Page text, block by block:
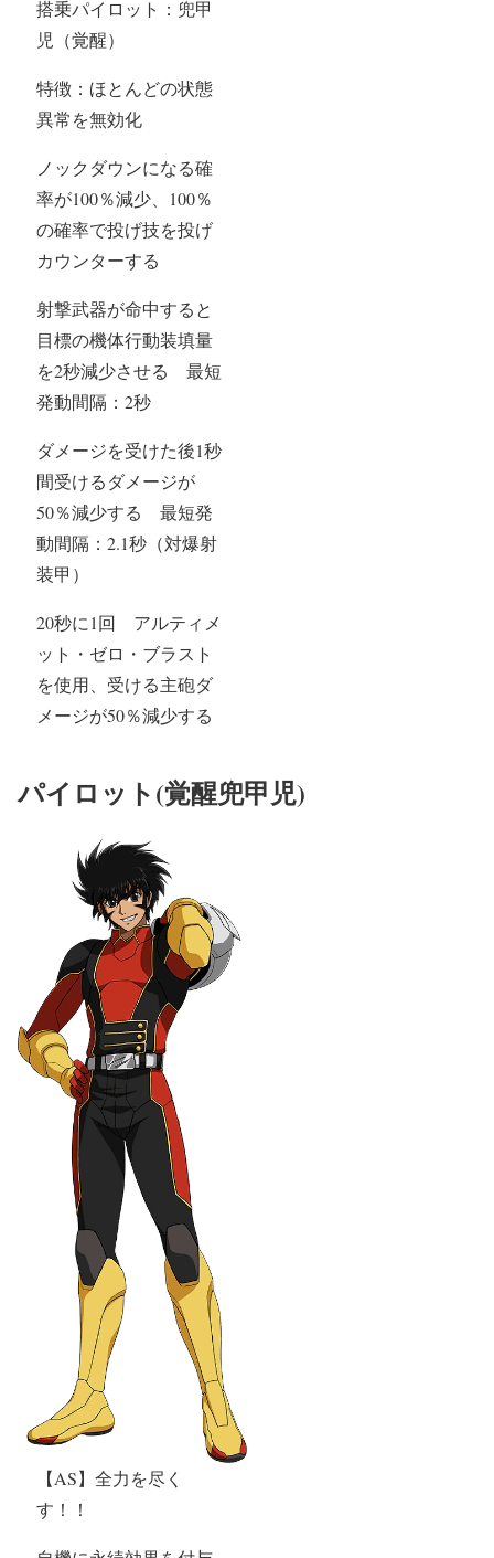
搭乗パイロット：兜甲
児（覚醒）
特徴：ほとんどの状態
異常を無効化
ノックダウンになる確
率が100％減少、100％
の確率で投げ技を投げ
カウンターする
射撃武器が命中すると
目標の機体行動装填量
を2秒減少させる 最短
発動間隔：2秒
ダメージを受けた後1秒
間受けるダメージが
50％減少する 最短発
動間隔：2.1秒（対爆射
装甲）
20秒に1回 アルティメ
ット・ゼロ・ブラスト
を使用、受ける主砲ダ
メージが50％減少する
パイロット(覚醒兜甲児)
【AS】全力を尽く
す！！